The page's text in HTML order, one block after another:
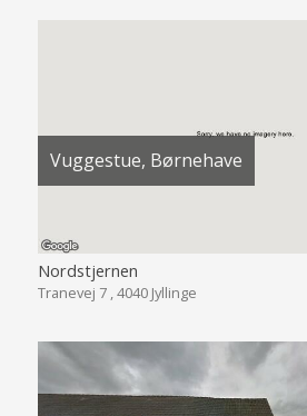
Vuggestue, Børnehave
Nordstjernen
Tranevej 7 , 4040 Jyllinge